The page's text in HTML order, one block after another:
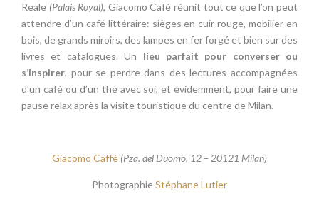
Reale (Palais Royal), Giacomo Café réunit tout ce que l’on peut
attendre d’un café littéraire: sièges en cuir rouge, mobilier en
bois, de grands miroirs, des lampes en fer forgé et bien sur des
livres et catalogues. Un lieu parfait pour converser ou
s’inspirer, pour se perdre dans des lectures accompagnées
d’un café ou d’un thé avec soi, et évidemment, pour faire une
pause relax après la visite touristique du centre de Milan.
Giacomo Caffè (Pza. del Duomo, 12 – 20121 Milan)
PhotographieStéphane Lutier